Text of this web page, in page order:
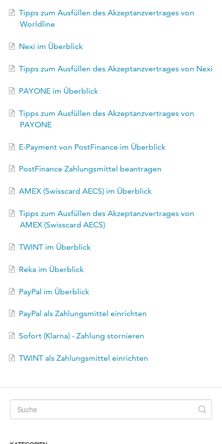
Tipps zum Ausfüllen des Akzeptanzvertrages von
Worldline
Nexi im Überblick
Tipps zum Ausfüllen des Akzeptanzvertrages von Nexi
PAYONE im Überblick
Tipps zum Ausfüllen des Akzeptanzvertrages von
PAYONE
E-Payment von PostFinance im Überblick
PostFinance Zahlungsmittel beantragen
AMEX (Swisscard AECS) im Überblick
Tipps zum Ausfüllen des Akzeptanzvertrages von
AMEX (Swisscard AECS)
TWINT im Überblick
Reka im Überblick
PayPal im Überblick
PayPal als Zahlungsmittel einrichten
Sofort (Klarna) - Zahlung stornieren
TWINT als Zahlungsmittel einrichten